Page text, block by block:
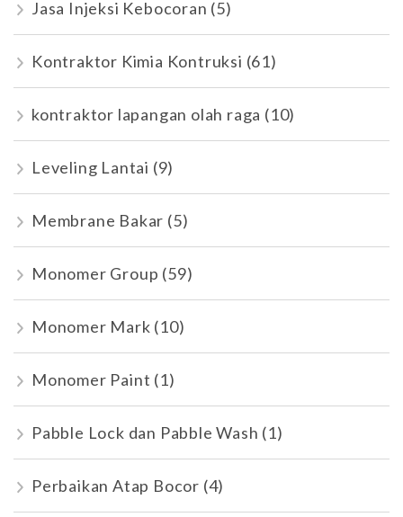
Jasa Injeksi Kebocoran (5)
Kontraktor Kimia Kontruksi (61)
kontraktor lapangan olah raga (10)
Leveling Lantai (9)
Membrane Bakar (5)
Monomer Group (59)
Monomer Mark (10)
Monomer Paint (1)
Pabble Lock dan Pabble Wash (1)
Perbaikan Atap Bocor (4)